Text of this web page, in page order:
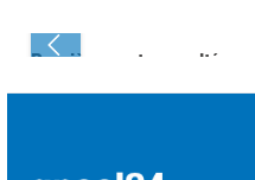
Dernièrement consulté :